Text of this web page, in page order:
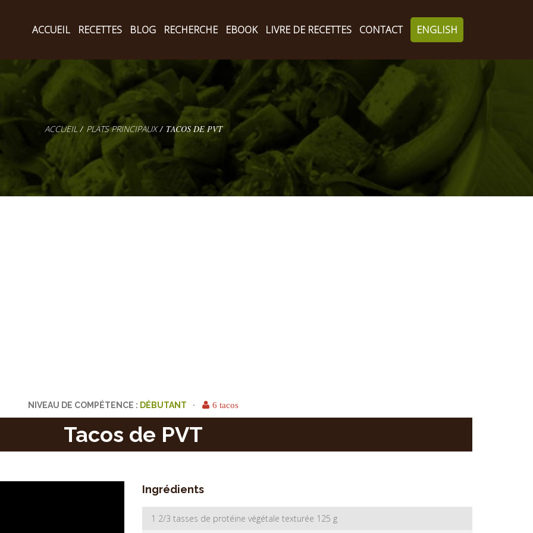
ACCUEIL RECETTES BLOG RECHERCHE EBOOK LIVRE DE RECETTES CONTACT ENGLISH
PLATS PRINCIPAUX TACOS DE PVT
NIVEAU DE COMPÉTENCE : 6 tacos
Tacos de PVT
Ingrédients
1 2/3 tasses de protéine végétale texturée 125 g